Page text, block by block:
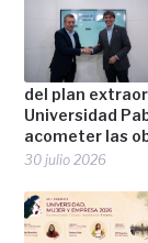
del plan
Universidad
acometer las
30 julio 2026